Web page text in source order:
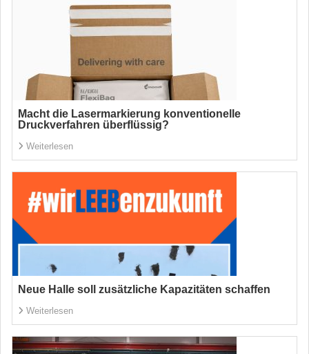
Macht die Lasermarkierung konventionelle
Druckverfahren überflüssig?
Weiterlesen
Neue Halle soll zusätzliche Kapazitäten schaffen
Weiterlesen